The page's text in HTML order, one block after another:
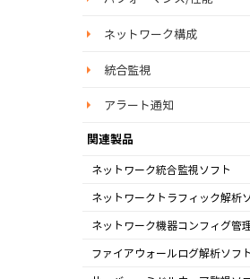
ネットワーク構成
統合監視
アラート通知
関連製品
ネットワーク統合監視ソフト
OpManager
ネットワークトラフィック解析
NetFlow Analyzer
ネットワーク機器コンフィグ管
Network Configuration Manager
ファイアウォールログ解析ソフト
Firewall Analyzer